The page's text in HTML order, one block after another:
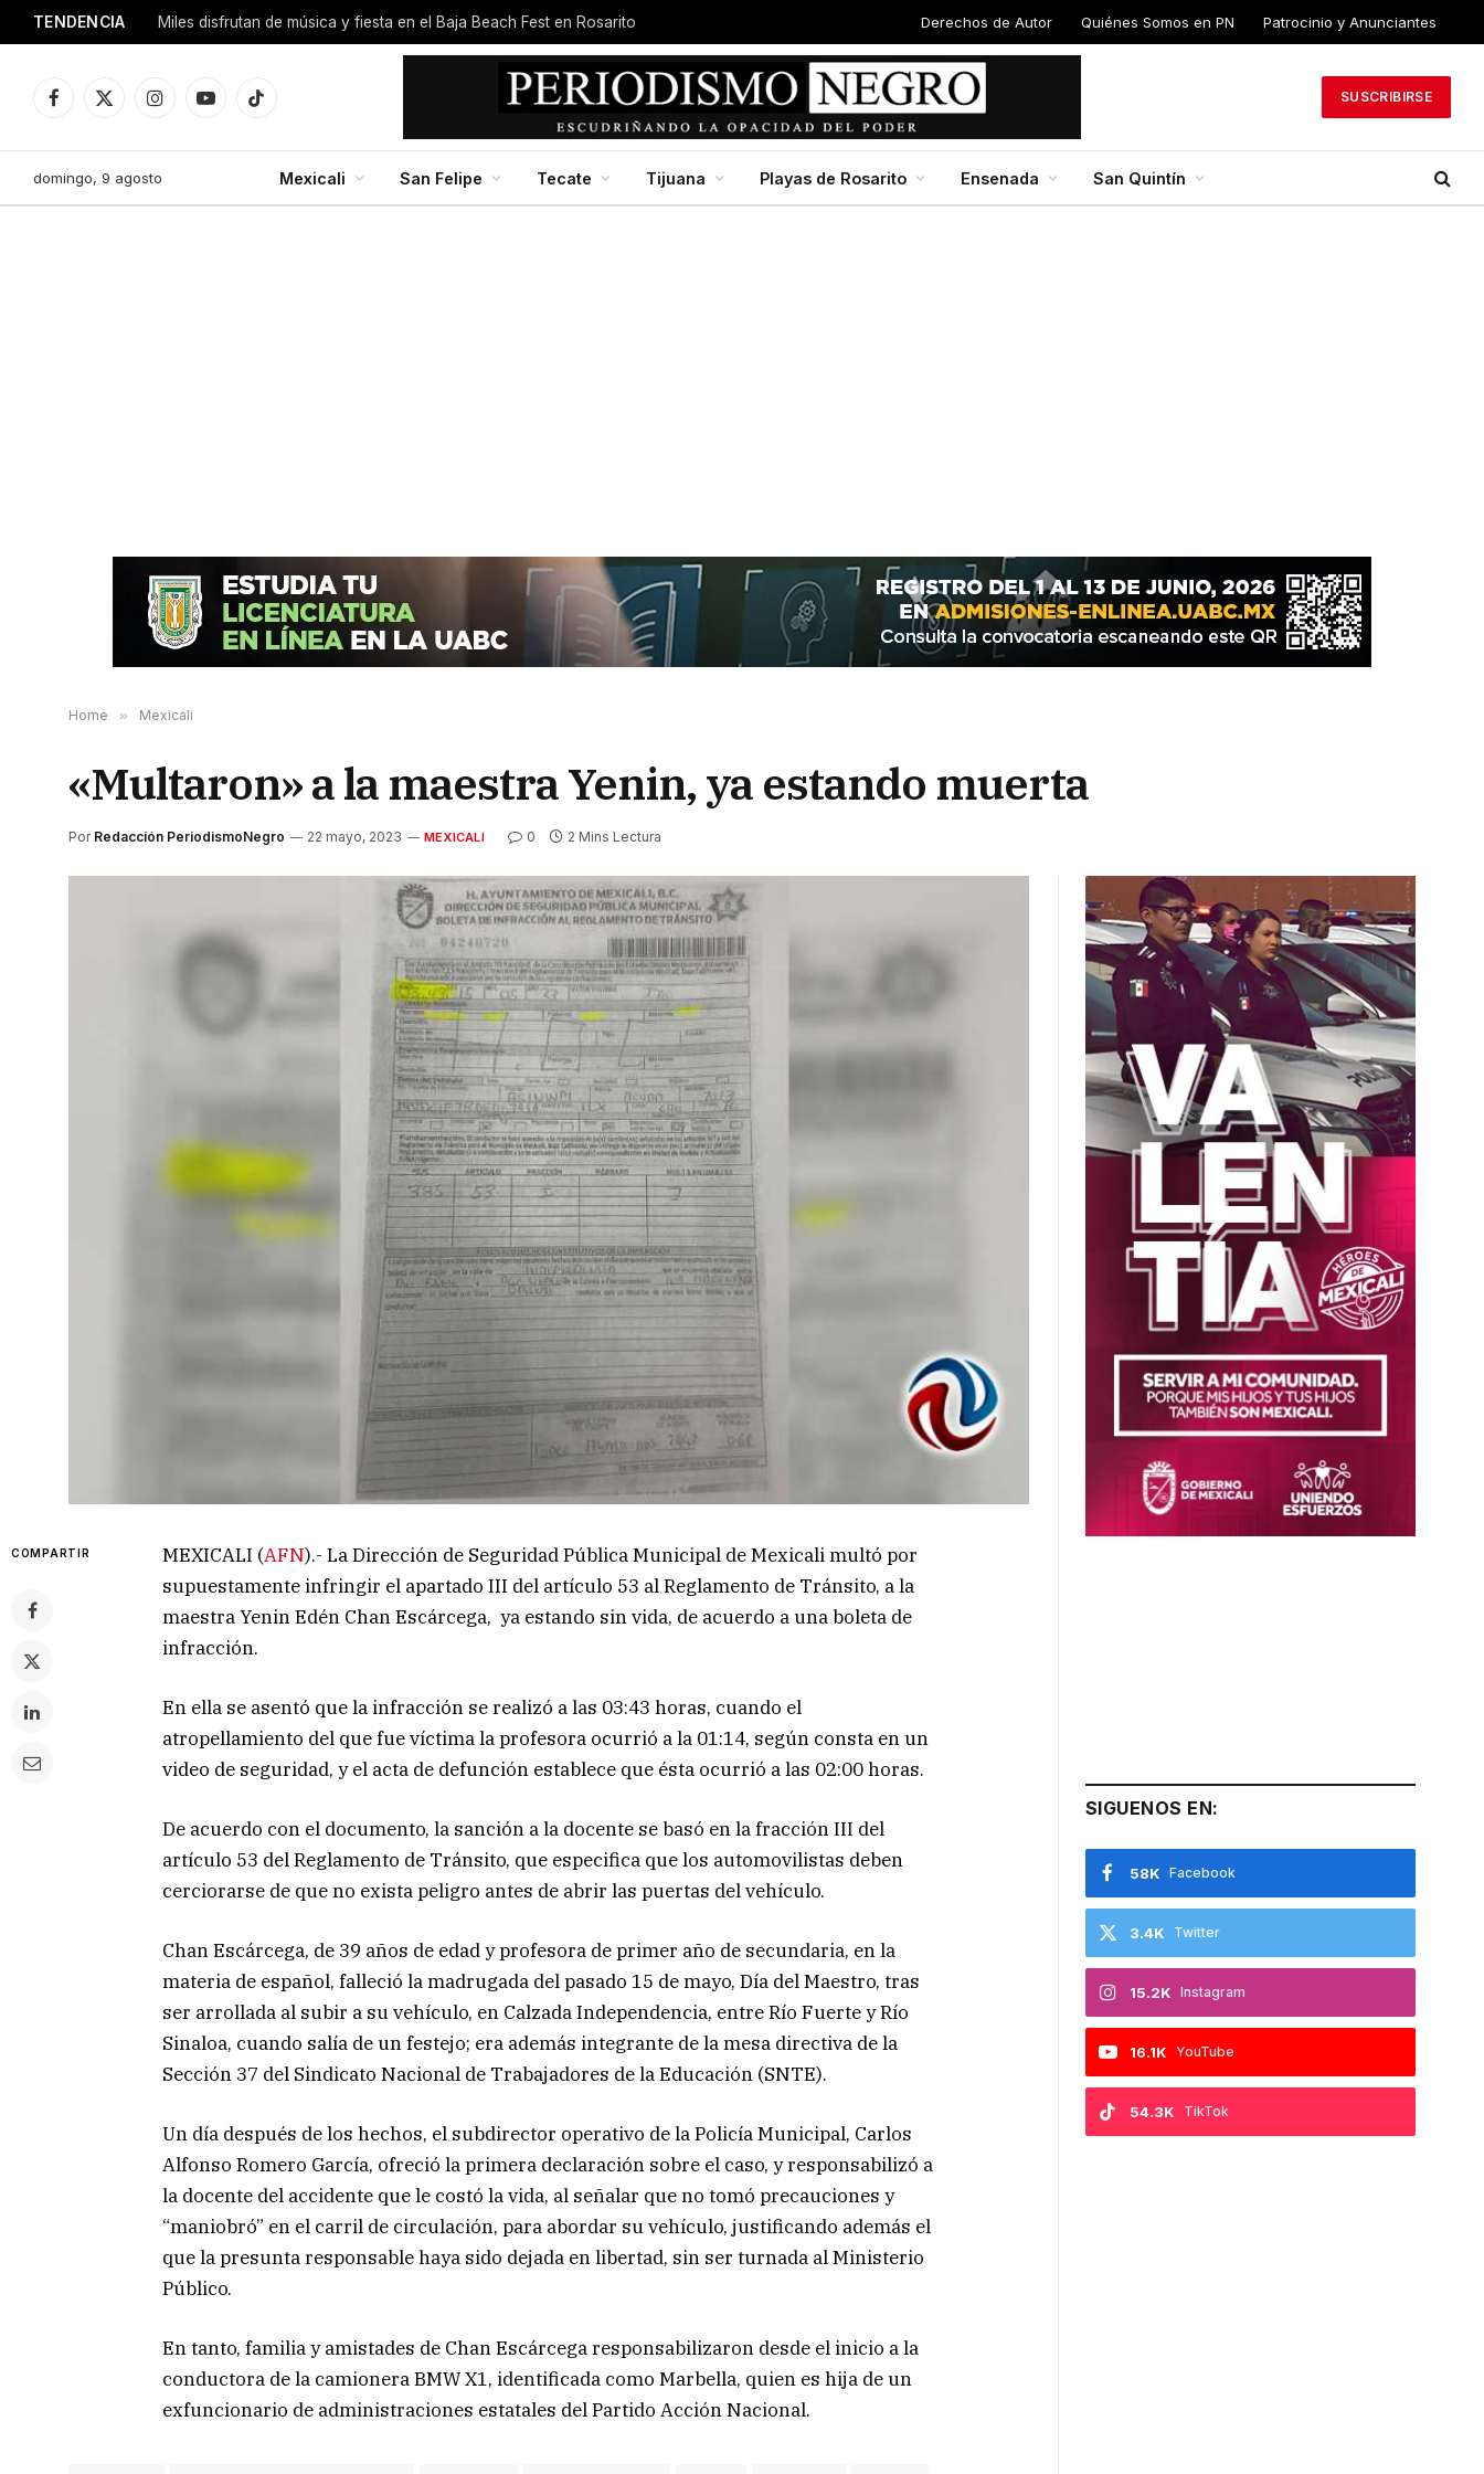
TENDENCIA Miles disfrutan de música y fiesta en el Baja Beach Fest en Rosarito Derechos de Autor Quiénes Somos en PN Patrocinio y Anunciantes
Facebook
X
InstagramYouTubeTikTok
SUSCRIBIRSE
domingo, 9 agosto Mexicali San Felipe Tecate Tijuana Playas de Rosarito Ensenada San Quintín
Home » Mexicali
«Multaron» a la maestra Yenin, ya estando muerta
Por Redacción PeriodismoNegro 22 mayo, 2023 MEXICALI 0 2 Mins Lectura
COMPARTIR MEXICALI (AFN).- La Dirección de Seguridad Pública Municipal de Mexicali multó por
supuestamente infringir el apartado III del artículo 53 al Reglamento de Tránsito, a la
maestra Yenin Edén Chan Escárcega, ya estando sin vida, de acuerdo a una boleta de
infracción.
En ella se asentó que la infracción se realizó a las 03:43 horas, cuando el
atropellamiento del que fue víctima la profesora ocurrió a la 01:14, según consta en un
video de seguridad, y el acta de defunción establece que ésta ocurrió a las 02:00 horas.
De acuerdo con el documento, la sanción a la docente se basó en la fracción III del
artículo 53 del Reglamento de Tránsito, que especifica que los automovilistas deben
cerciorarse de que no exista peligro antes de abrir las puertas del vehículo.
Chan Escárcega, de 39 años de edad y profesora de primer año de secundaria, en la
materia de español, falleció la madrugada del pasado 15 de mayo, Día del Maestro, tras
ser arrollada al subir a su vehículo, en Calzada Independencia, entre Río Fuerte y Río
Sinaloa, cuando salía de un festejo; era además integrante de la mesa directiva de la
Sección 37 del Sindicato Nacional de Trabajadores de la Educación (SNTE).
Un día después de los hechos, el subdirector operativo de la Policía Municipal, Carlos
Alfonso Romero García, ofreció la primera declaración sobre el caso, y responsabilizó a
la docente del accidente que le costó la vida, al señalar que no tomó precauciones y
“maniobró” en el carril de circulación, para abordar su vehículo, justificando además el
que la presunta responsable haya sido dejada en libertad, sin ser turnada al Ministerio
Público.
En tanto, familia y amistades de Chan Escárcega responsabilizaron desde el inicio a la
conductora de la camionera BMW X1, identificada como Marbella, quien es hija de un
exfuncionario de administraciones estatales del Partido Acción Nacional.
SIGUENOS EN:
Facebook
58K
Twitter
3.4K
Instagram
15.2K
YouTube
16.1K
TikTok
54.3K